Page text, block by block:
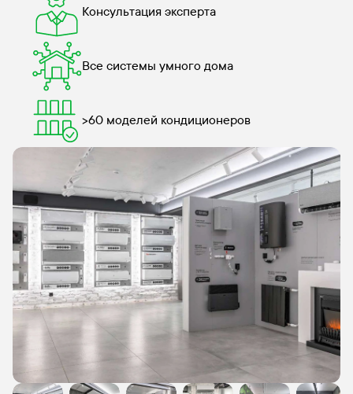
Консультация эксперта
Все системы умного дома
>60 моделей кондиционеров